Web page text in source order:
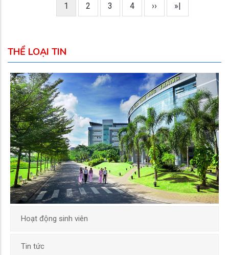
Trang
1 Trang
2 Trang
3 Trang
4
Next
››
Last
»|
THỂ LOẠI TIN
Hoạt động sinh viên
Tin tức